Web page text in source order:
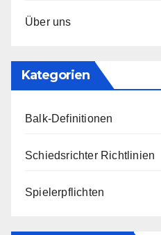
Über uns
Kategorien
Balk-Definitionen
Schiedsrichter Richtlinien
Spielerpflichten